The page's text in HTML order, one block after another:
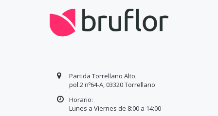
Partida Torrellano Alto,
pol.2 nº64-A, 03320 Torrellano
Horario:
Lunes a Viernes de 8:00 a 14:00